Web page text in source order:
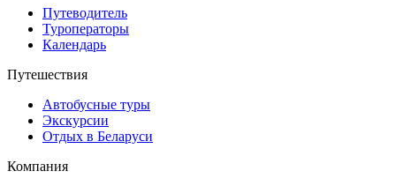
Путеводитель
Туроператоры
Календарь
Путешествия
Автобусные туры
Экскурсии
Отдых в Беларуси
Компания